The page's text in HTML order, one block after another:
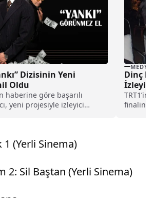
Dizisinin Yeni
Oldu
haberine göre başarılı
yeni projesiyle izleyici
MEDYA
Dinç
İzleyici
finaline
1 (Yerli Sinema)
2: Sil Baştan (Yerli Sinema)